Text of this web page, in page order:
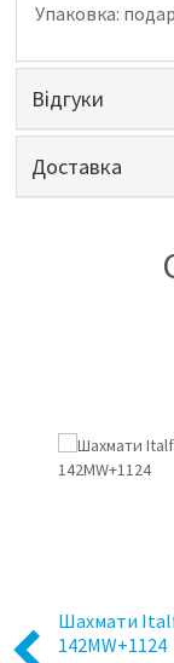
Упаковка:
Відгуки
Доставка
Previous
Шахмати
142MW+1124